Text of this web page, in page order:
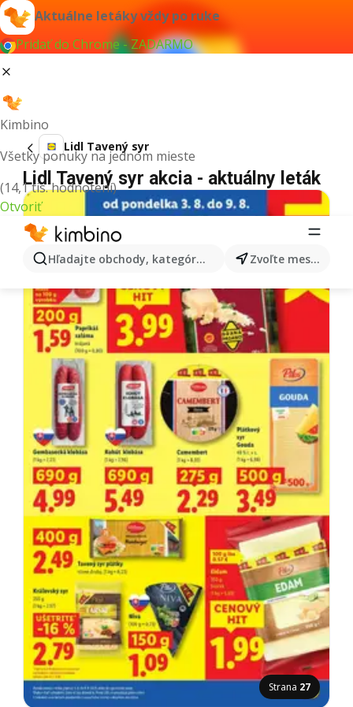
Aktuálne letáky vždy po ruke
Pridať do Chrome - ZADARMO
Kimbino
Všetky ponuky na jednom mieste
(14,1 tis. hodnotení)
Otvoriť
Hľadajte obchody, kategórie, produkty... Zvoľte mesto
Lidl Tavený syr
Lidl Tavený syr akcia - aktuálny leták
Strana 27